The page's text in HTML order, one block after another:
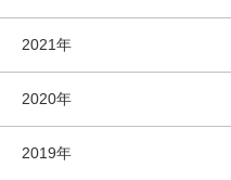
2021年
2020年
2019年